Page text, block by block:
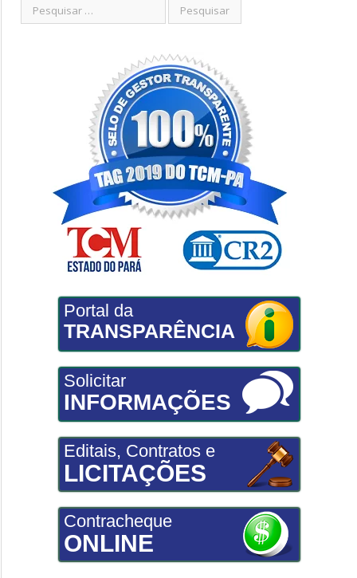
Portal da
TRANSPARÊNCIA
Solicitar
INFORMAÇÕES
Editais, Contratos e
LICITAÇÕES
Contracheque
ONLINE